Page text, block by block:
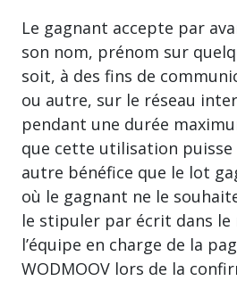
Le gagnant accepte par
son nom, prénom sur
soit, à des fins de
ou autre, sur le réseau
pendant une durée
que cette utilisation
autre bénéfice que le lot
où le gagnant ne le
le stipuler par écrit dans le
l’équipe en charge de la
WODMOOV lors de la